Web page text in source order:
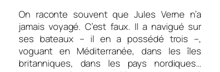
On raconte souvent que Jules Verne n’a
jamais voyagé. C’est faux. Il a navigué sur
ses bateaux – il en a possédé trois –,
voguant en Méditerranée, dans les îles
britanniques, dans les pays nordiques…